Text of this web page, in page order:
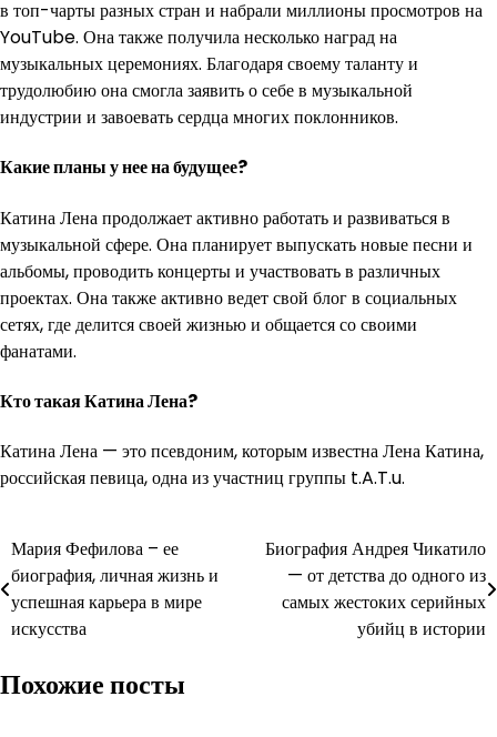
в топ-чарты разных стран и набрали миллионы просмотров на
YouTube. Она также получила несколько наград на
музыкальных церемониях. Благодаря своему таланту и
трудолюбию она смогла заявить о себе в музыкальной
индустрии и завоевать сердца многих поклонников.
Какие планы у нее на будущее?
Катина Лена продолжает активно работать и развиваться в
музыкальной сфере. Она планирует выпускать новые песни и
альбомы, проводить концерты и участвовать в различных
проектах. Она также активно ведет свой блог в социальных
сетях, где делится своей жизнью и общается со своими
фанатами.
Кто такая Катина Лена?
Катина Лена — это псевдоним, которым известна Лена Катина,
российская певица, одна из участниц группы t.A.T.u.
Навигация
по
записям
Мария Фефилова – ее
биография, личная жизнь и
успешная карьера в мире
искусства
Биография Андрея Чикатило
— от детства до одного из
самых жестоких серийных
убийц в истории
Похожие посты